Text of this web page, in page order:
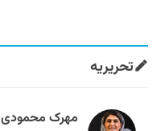
تحریریه
مهرک محمودی